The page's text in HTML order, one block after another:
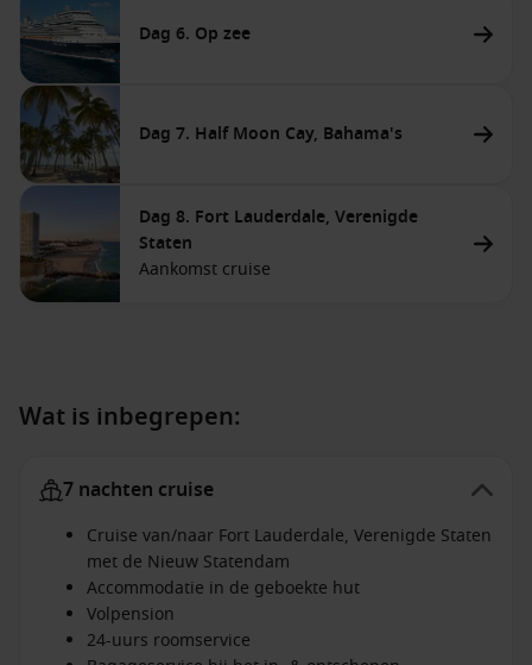
Dag 6. Op zee
Dag 7. Half Moon Cay, Bahama's
Dag 8. Fort Lauderdale, Verenigde
Staten
Aankomst cruise
Wat is inbegrepen:
7 nachten cruise
Cruise van/naar Fort Lauderdale, Verenigde Staten
met de Nieuw Statendam
Accommodatie in de geboekte hut
Volpension
24-uurs roomservice